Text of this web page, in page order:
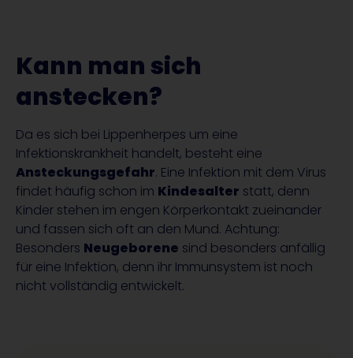
Kann man sich
anstecken?
Da es sich bei Lippenherpes um eine
Infektionskrankheit handelt, besteht eine
Ansteckungsgefahr. Eine Infektion mit dem Virus
findet häufig schon im Kindesalter statt, denn
Kinder stehen im engen Körperkontakt zueinander
und fassen sich oft an den Mund. Achtung:
Besonders Neugeborene sind besonders anfällig
für eine Infektion, denn ihr Immunsystem ist noch
nicht vollständig entwickelt.